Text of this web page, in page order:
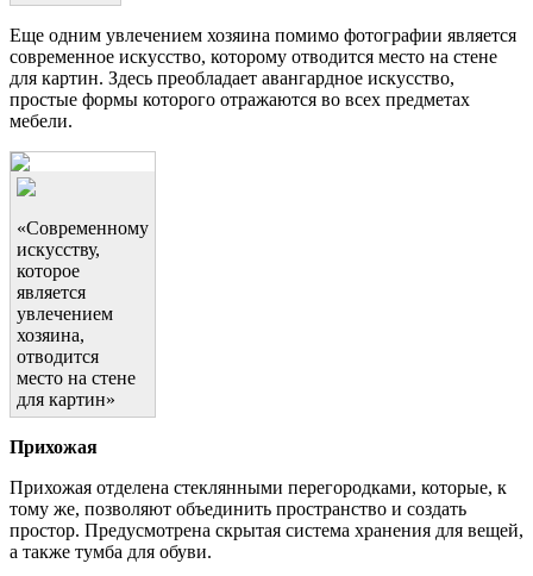
Еще одним увлечением хозяина помимо фотографии является
современное искусство, которому отводится место на стене
для картин. Здесь преобладает авангардное искусство,
простые формы которого отражаются во всех предметах
мебели.
«Современному
искусству,
которое
является
увлечением
хозяина,
отводится
место на стене
для картин»
Прихожая
Прихожая отделена стеклянными перегородками, которые, к
тому же, позволяют объединить пространство и создать
простор. Предусмотрена скрытая система хранения для вещей,
а также тумба для обуви.